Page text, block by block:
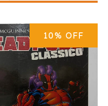
10% OFF